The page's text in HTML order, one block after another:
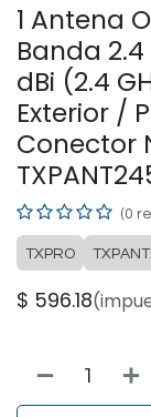
1 Antena
Banda
dBi (2.4
Exterior /
Conector
(0
TXPRO
$ 596.18